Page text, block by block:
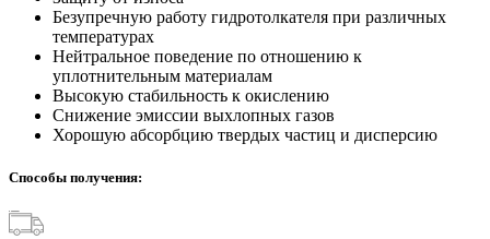
Безупречную работу гидротолкателя при различных
температурах
Нейтральное поведение по отношению к
уплотнительным материалам
Высокую стабильность к окислению
Снижение эмиссии выхлопных газов
Хорошую абсорбцию твердых частиц и дисперcию
Способы получения: